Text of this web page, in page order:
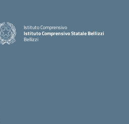
Istituto Comprensivo
Istituto Comprensivo Statale Bellizzi
Bellizzi